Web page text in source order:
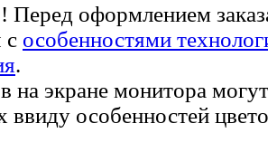
оформлением
с особенностями
.
на экране монитора
ввиду особенностей